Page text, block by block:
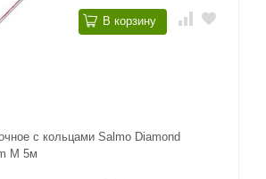
с кольцами Salmo Diamond
M 5м
В корзину